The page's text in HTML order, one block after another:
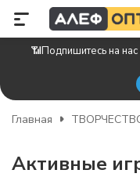
📶Подпишитесь на нас
Главная
Активные